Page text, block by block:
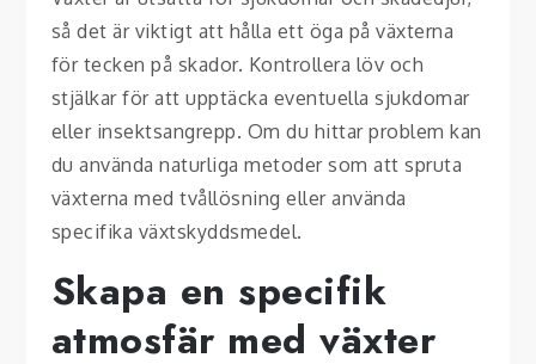
så det är viktigt att hålla ett öga på växterna
för tecken på skador. Kontrollera löv och
stjälkar för att upptäcka eventuella sjukdomar
eller insektsangrepp. Om du hittar problem kan
du använda naturliga metoder som att spruta
växterna med tvållösning eller använda
specifika växtskyddsmedel.
Skapa en specifik
atmosfär med växter